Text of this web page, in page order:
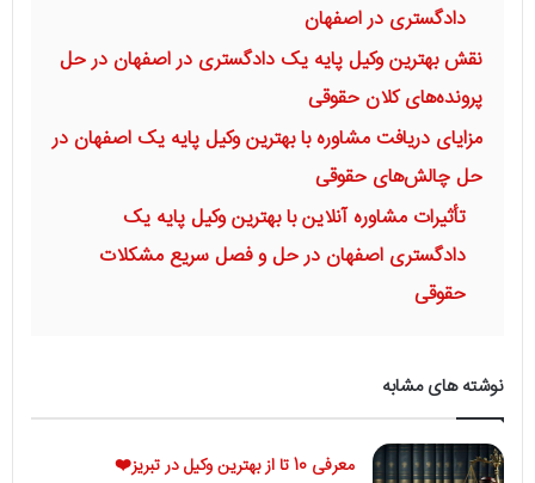
دادگستری در اصفهان
نقش بهترین وکیل پایه یک دادگستری در اصفهان در حل
پرونده‌های کلان حقوقی
مزایای دریافت مشاوره با بهترین وکیل پایه یک اصفهان در
حل چالش‌های حقوقی
تأثیرات مشاوره آنلاین با بهترین وکیل پایه یک
دادگستری اصفهان در حل و فصل سریع مشکلات
حقوقی
نوشته های مشابه
معرفی 10 تا از بهترین وکیل در تبریز❤️